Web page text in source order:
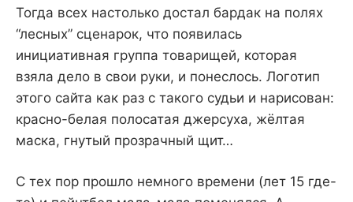
Тогда всех настолько достал бардак на полях
“лесных” сценарок, что появилась
инициативная группа товарищей, которая
взяла дело в свои руки, и понеслось. Логотип
этого сайта как раз с такого судьи и нарисован:
красно-белая полосатая джерсуха, жёлтая
маска, гнутый прозрачный щит…
С тех пор прошло немного времени (лет 15 где-